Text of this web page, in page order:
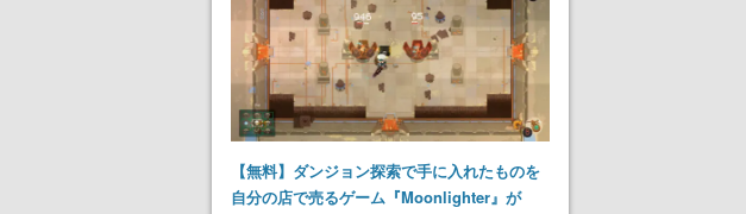
【無料】ダンジョン探索で手に入れたものを
自分の店で売るゲーム『Moonlighter』が